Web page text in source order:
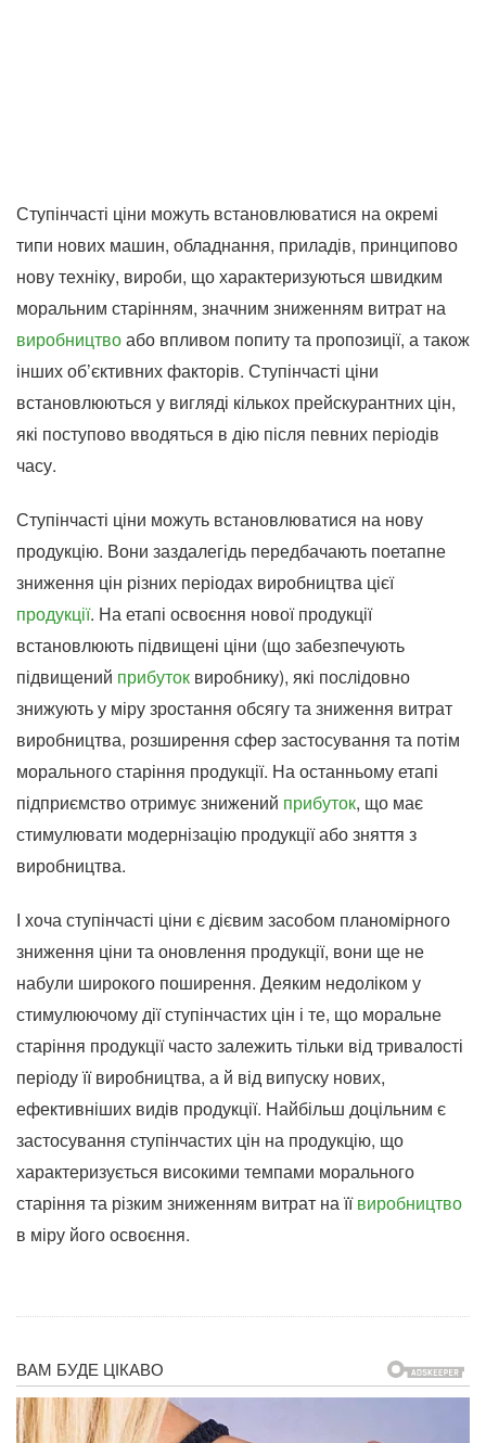
Ступінчасті ціни можуть встановлюватися на окремі
типи нових машин, обладнання, приладів, принципово
нову техніку, вироби, що характеризуються швидким
моральним старінням, значним зниженням витрат на
виробництвоабо впливом попиту та пропозиції, а також
інших об’єктивних факторів. Ступінчасті ціни
встановлюються у вигляді кількох прейскурантних цін,
які поступово вводяться в дію після певних періодів
часу.
Ступінчасті ціни можуть встановлюватися на нову
продукцію. Вони заздалегідь передбачають поетапне
зниження цін різних періодах виробництва цієї
продукції. На етапі освоєння нової продукції
встановлюють підвищені ціни (що забезпечують
підвищений прибуток виробнику), які послідовно
знижують у міру зростання обсягу та зниження витрат
виробництва, розширення сфер застосування та потім
морального старіння продукції. На останньому етапі
підприємство отримує знижений прибуток, що має
стимулювати модернізацію продукції або зняття з
виробництва.
І хоча ступінчасті ціни є дієвим засобом планомірного
зниження ціни та оновлення продукції, вони ще не
набули широкого поширення. Деяким недоліком у
стимулюючому дії ступінчастих цін і те, що моральне
старіння продукції часто залежить тільки від тривалості
періоду її виробництва, а й від випуску нових,
ефективніших видів продукції. Найбільш доцільним є
застосування ступінчастих цін на продукцію, що
характеризується високими темпами морального
старіння та різким зниженням витрат на їївиробництво
в міру його освоєння.